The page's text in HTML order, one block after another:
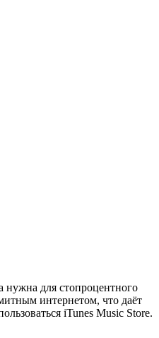
нужна для стопроцентного
интернетом, что даёт
iTunes Music Store.